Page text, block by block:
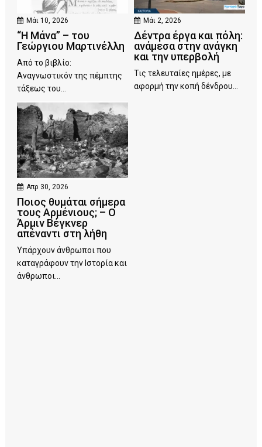
Μάι 10, 2026
“Η Μάνα” – του
Γεώργιου Μαρτινέλλη
Από το βιβλίο:
Αναγνωστικόν της πέμπτης
τάξεως του...
Μάι 2, 2026
Δέντρα έργα και πόλη:
ανάμεσα στην ανάγκη
και την υπερβολή
Τις τελευταίες ημέρες, με
αφορμή την κοπή δένδρου...
Απρ 30, 2026
Ποιος θυμάται σήμερα
τους Αρμένιους; – Ο
Άρμιν Βέγκνερ
απέναντι στη λήθη
Υπάρχουν άνθρωποι που
καταγράφουν την Ιστορία και
άνθρωποι...